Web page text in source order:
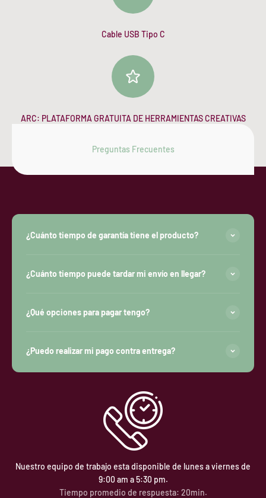
Cable USB Tipo C
ARC: PLATAFORMA GRATUITA DE HERRAMIENTAS CREATIVAS
Preguntas Frecuentes
¿Cuánto tiempo de garantía tiene el producto?
¿Cuánto tiempo puede tardar mi envío en llegar?
¿Qué opciones para pagar tengo?
¿Puedo realizar mi pago contra entrega?
Nuestro equipo de trabajo esta disponible de lunes a viernes de
9:00 am a 5:30 pm.
Tiempo promedio de respuesta: 20min.